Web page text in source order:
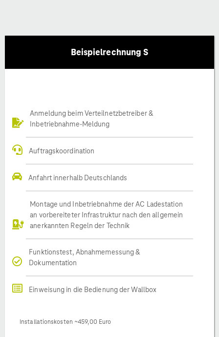
Beispielrechnung S
Anmeldung beim Verteilnetzbetreiber &
Inbetriebnahme-Meldung
Auftragskoordination
Anfahrt innerhalb Deutschlands
Montage und Inbetriebnahme der AC Ladestation
an vorbereiteter Infrastruktur nach den allgemein
anerkannten Regeln der Technik
Funktionstest, Abnahmemessung &
Dokumentation
Einweisung in die Bedienung der Wallbox
Installationskosten ~459,00 Euro